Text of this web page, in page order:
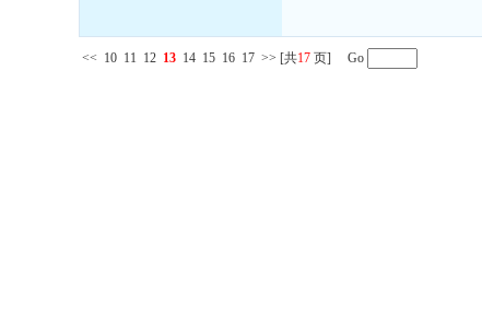
<< 10 11 12 13 14 15 16 17 >> [共17 页] Go